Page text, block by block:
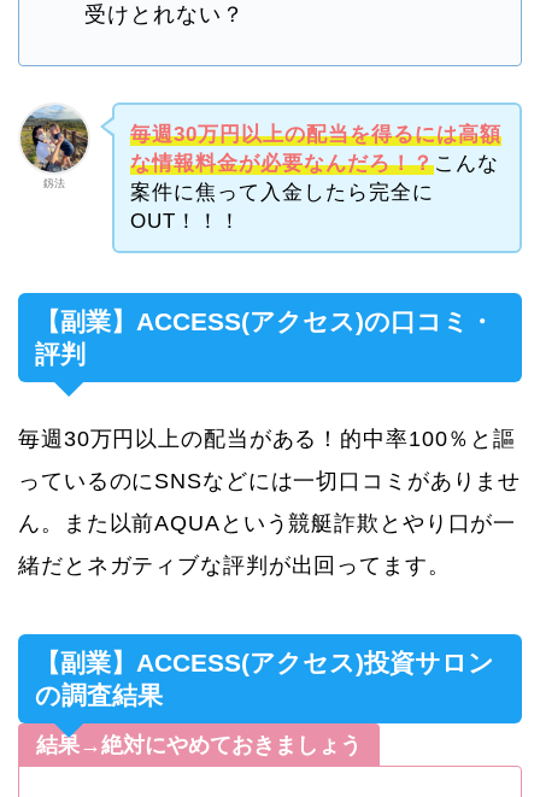
受けとれない？
釼法
毎週30万円以上の配当を得るには高額
な情報料金が必要なんだろ！？こんな
案件に焦って入金したら完全に
OUT！！！
【副業】ACCESS(アクセス)の口コミ・
評判
毎週30万円以上の配当がある！的中率100％と謳
っているのにSNSなどには一切口コミがありませ
ん。また以前AQUAという競艇詐欺とやり口が一
緒だとネガティブな評判が出回ってます。
【副業】ACCESS(アクセス)投資サロン
の調査結果
結果→絶対にやめておきましょう